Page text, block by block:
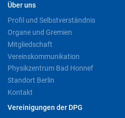
Über uns
Profil und Selbstverständnis
Organe und Gremien
Mitgliedschaft
Vereinskommunikation
Physikzentrum Bad Honnef
Standort Berlin
Kontakt
Vereinigungen der DPG